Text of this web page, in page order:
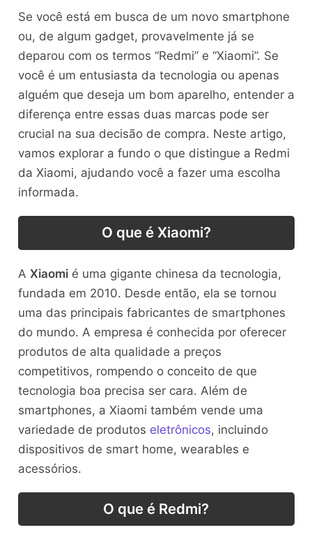
Se você está em busca de um novo smartphone
ou, de algum gadget, provavelmente já se
deparou com os termos “Redmi” e “Xiaomi”. Se
você é um entusiasta da tecnologia ou apenas
alguém que deseja um bom aparelho, entender a
diferença entre essas duas marcas pode ser
crucial na sua decisão de compra. Neste artigo,
vamos explorar a fundo o que distingue a Redmi
da Xiaomi, ajudando você a fazer uma escolha
informada.
O que é Xiaomi?
A Xiaomié uma gigante chinesa da tecnologia,
fundada em 2010. Desde então, ela se tornou
uma das principais fabricantes de smartphones
do mundo. A empresa é conhecida por oferecer
produtos de alta qualidade a preços
competitivos, rompendo o conceito de que
tecnologia boa precisa ser cara. Além de
smartphones, a Xiaomi também vende uma
variedade de produtos eletrônicos, incluindo
dispositivos de smart home, wearables e
acessórios.
O que é Redmi?